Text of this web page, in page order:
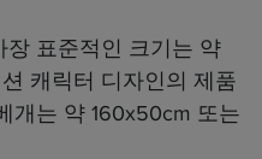
장 표준적인 크기는 약
캐릭터 디자인의 제품
개는 약 160x50cm 또는